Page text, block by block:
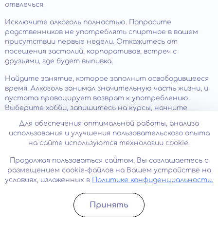
отвлечься.
Исключите алкоголь полностью. Попросите
родственников не употреблять спиртное в вашем
присутствии первые недели. Откажитесь от
посещения застолий, корпоративов, встреч с
друзьями, где будет выпивка.
Найдите занятие, которое заполнит освободившееся
время. Алкоголь занимал значительную часть жизни, и
пустота провоцирует возврат к употреблению.
Выберите хобби, запишитесь на курсы, начните
творчество, волонтерство помогают переключить
фокус внимания и получать удовольствие без
химической стимуляции.
Дальнейшее лечение алкогольной зависимости .
Детоксикация решает физическую проблему
интоксикации, но не устраняет психологическую
зависимость. Без комплексноголечения алкоголизма
риск срыва в течение трех месяцев превышает 80%.
Обратитесь к нам для подбора противорецидивной
Записатьcя
Для обеспечения оптимальной работы, анализа
использования и улучшения пользовательского опыта
на сайте используются технологии cookie.
Продолжая пользоваться сайтом, Вы соглашаетесь с
размещением cookie-файлов на Вашем устройстве на
условиях, изложенных в
Политике конфиденциальности.
Принять